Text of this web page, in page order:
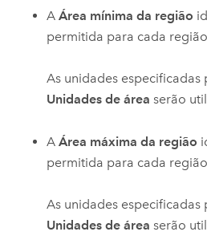
AÁrea mínima da região
permitida para cada
As unidades
Unidades de área serão
AÁrea máxima da região
permitida para cada
As unidades
Unidades de área serão